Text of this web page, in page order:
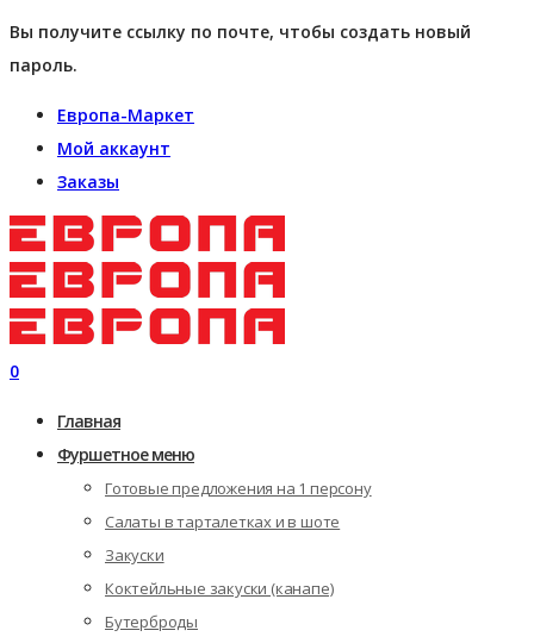
Вы получите ссылку по почте, чтобы создать новый
пароль.
Европа-Маркет
Мой аккаунт
Заказы
0
Главная
Фуршетное меню
Готовые предложения на 1 персону
Салаты в тарталетках и в шоте
Закуски
Коктейльные закуски (канапе)
Бутерброды